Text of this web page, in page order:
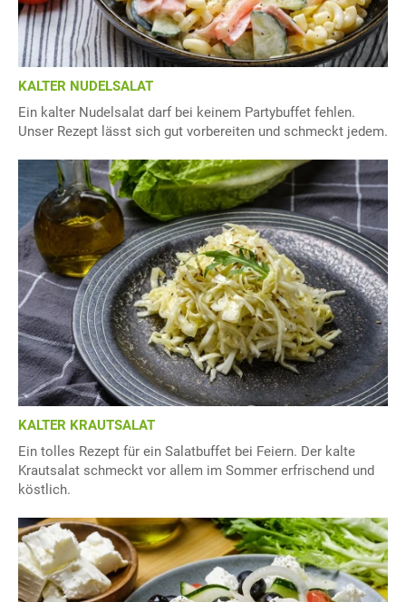
KALTER NUDELSALAT
Ein kalter Nudelsalat darf bei keinem Partybuffet fehlen.
Unser Rezept lässt sich gut vorbereiten und schmeckt jedem.
KALTER KRAUTSALAT
Ein tolles Rezept für ein Salatbuffet bei Feiern. Der kalte
Krautsalat schmeckt vor allem im Sommer erfrischend und
köstlich.